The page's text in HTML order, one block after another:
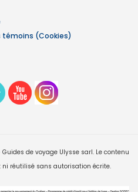
témoins (Cookies)
de voyage Ulysse sarl. Le contenu
réutilisé sans autorisation écrite.